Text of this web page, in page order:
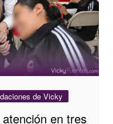
de Vicky
en tres